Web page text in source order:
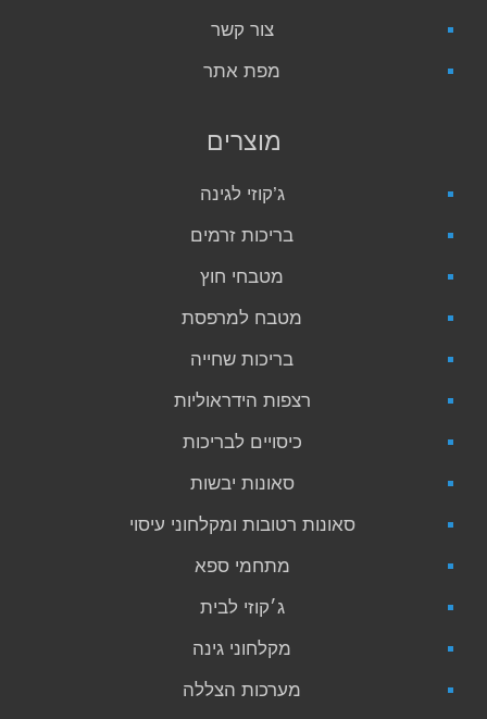
צור קשר
מפת אתר
מוצרים
ג’קוזי לגינה
בריכות זרמים
מטבחי חוץ
מטבח למרפסת
בריכות שחייה
רצפות הידראוליות
כיסויים לבריכות
סאונות יבשות
סאונות רטובות ומקלחוני עיסוי
מתחמי ספא
ג׳קוזי לבית
מקלחוני גינה
מערכות הצללה